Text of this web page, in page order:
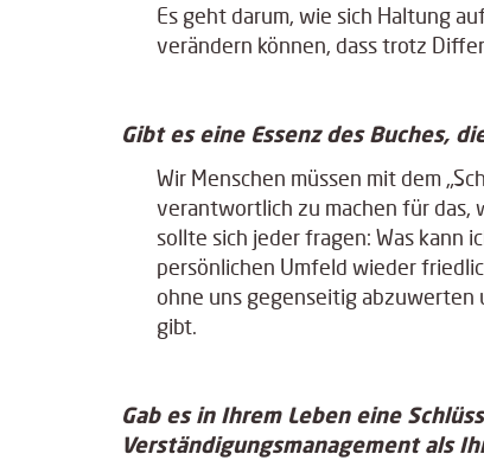
Es geht darum, wie sich Haltung
verändern können, dass trotz
Gibt es eine Essenz des Buches,
Wir Menschen müssen mit dem
verantwortlich zu machen für das,
sollte sich jeder fragen: Was kann
persönlichen Umfeld wieder
ohne uns gegenseitig abzuwerten
gibt.
Gab es in Ihrem Leben eine
Verständigungsmanagement als